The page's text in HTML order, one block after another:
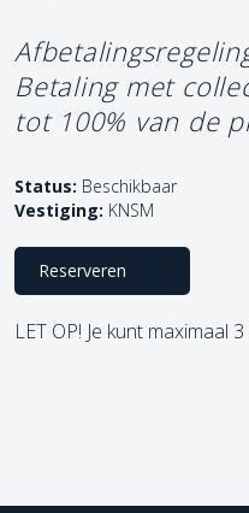
Betaling met
tot 100% van de
Status: Beschikbaar
Vestiging: KNSM
Reserveren
LET OP! Je kunt maximaal